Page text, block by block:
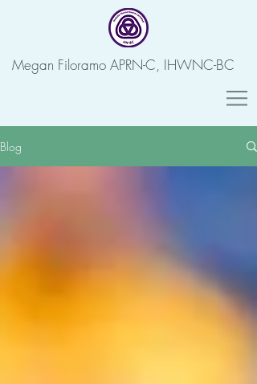
Megan Filoramo APRN-C, IHWNC-BC
Blog